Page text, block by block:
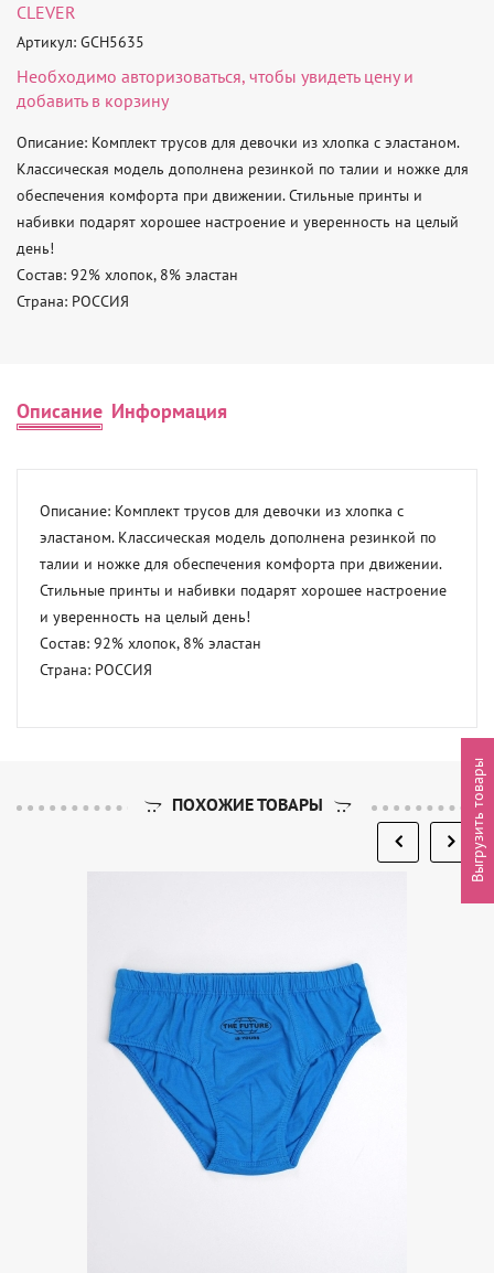
CLEVER
Артикул: GCH5635
Необходимо авторизоваться, чтобы увидеть цену и
добавить в корзину
Описание: Комплект трусов для девочки из хлопка с эластаном.
Классическая модель дополнена резинкой по талии и ножке для
обеспечения комфорта при движении. Стильные принты и
набивки подарят хорошее настроение и уверенность на целый
день!
Состав: 92% хлопок, 8% эластан
Страна: РОССИЯ
Описание Информация
Описание: Комплект трусов для девочки из хлопка с
эластаном. Классическая модель дополнена резинкой по
талии и ножке для обеспечения комфорта при движении.
Стильные принты и набивки подарят хорошее настроение
и уверенность на целый день!
Состав: 92% хлопок, 8% эластан
Страна: РОССИЯ
ПОХОЖИЕ ТОВАРЫ Выгрузить товары